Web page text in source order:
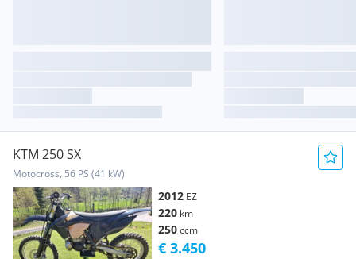
KTM 250 SX
Motocross, 56 PS (41 kW)
2012 EZ
220 km
250ccm
€ 3.450